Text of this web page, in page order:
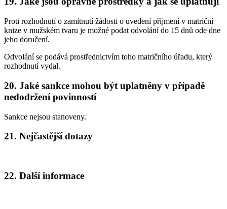
Proti rozhodnutí o zamítnutí žádosti o uvedení příjmení v matriční
knize v mužském tvaru je možné podat odvolání do 15 dnů ode dne
jeho doručení.
Odvolání se podává prostřednictvím toho matričního úřadu, který
rozhodnutí vydal.
20. Jaké sankce mohou být uplatněny v případě
nedodržení povinností
Sankce nejsou stanoveny.
21. Nejčastější dotazy
22. Další informace